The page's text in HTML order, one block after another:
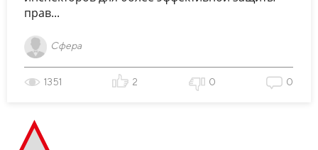
прав...
Сфера
1351 2 0 0